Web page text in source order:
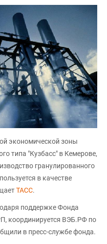
экономической зоны
типа "Кузбасс" в Кемерове,
гранулированного
в качестве
ТАСС.
поддержке Фонда
координируется ВЭБ.РФ по
в пресс-службе фонда.